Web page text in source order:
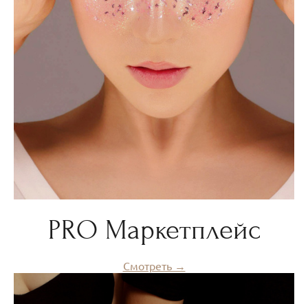
PRO Маркетплейс
Смотреть →